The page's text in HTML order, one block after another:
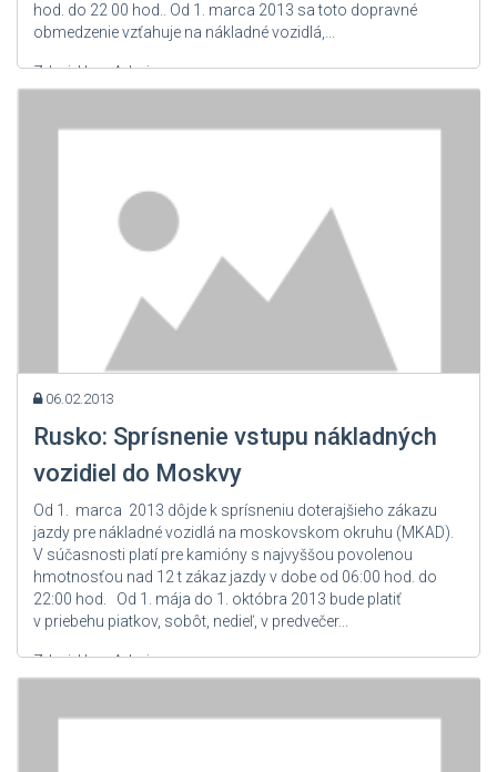
hod. do 22 00 hod.. Od 1. marca 2013 sa toto dopravné
obmedzenie vzťahuje na nákladné vozidlá,...
Zdroj: User Admin
06.02.2013
Rusko: Sprísnenie vstupu nákladných
vozidiel do Moskvy
Od 1. marca 2013 dôjde k sprísneniu doterajšieho zákazu
jazdy pre nákladné vozidlá na moskovskom okruhu (MKAD).
V súčasnosti platí pre kamióny s najvyššou povolenou
hmotnosťou nad 12 t zákaz jazdy v dobe od 06:00 hod. do
22:00 hod. Od 1. mája do 1. októbra 2013 bude platiť
v priebehu piatkov, sobôt, nedieľ, v predvečer...
Zdroj: User Admin